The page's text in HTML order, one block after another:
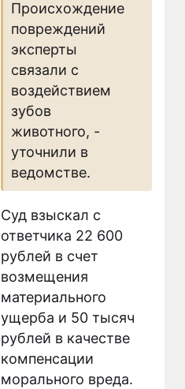
Происхождение
повреждений
эксперты
связали с
воздействием
зубов
животного, -
уточнили в
ведомстве.
Суд взыскал с
ответчика 22 600
рублей в счет
возмещения
материального
ущерба и 50 тысяч
рублей в качестве
компенсации
морального вреда.